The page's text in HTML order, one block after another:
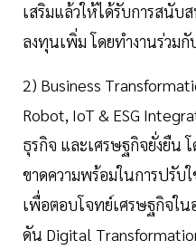
เสริมแล้วให้ได้รับการสนับ
ลงทุนเพิ่ม โดยทำงานร่วม
2) Business
Robot, IoT & ESG
ธุรกิจ และเศรษฐกิจยั่งยืน
ขาดความพร้อมในการปรับ
เพื่อตอบโจทย์เศรษฐกิจใน
ดัน Digital